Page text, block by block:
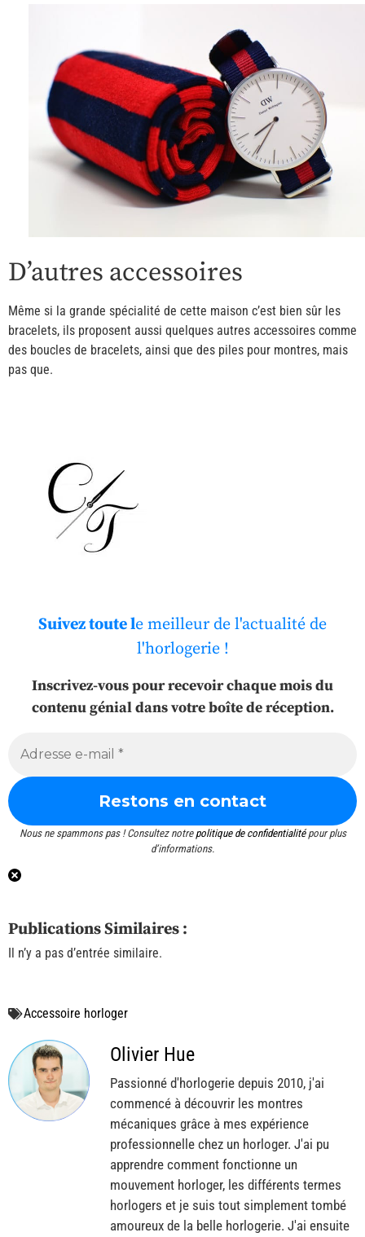
D’autres accessoires
Même si la grande spécialité de cette maison c’est bien sûr les
bracelets, ils proposent aussi quelques autres accessoires comme
des boucles de bracelets, ainsi que des piles pour montres, mais
pas que.
Suivez toute le meilleur de l'actualité de
l'horlogerie !
Inscrivez-vous pour recevoir chaque mois du
contenu génial dans votre boîte de réception.
Nous ne spammons pas ! Consultez notre politique de confidentialitépour plus
d’informations.
Publications Similaires :
Il n’y a pas d’entrée similaire.
Accessoire horloger
Olivier Hue
Passionné d'horlogerie depuis 2010, j'ai
commencé à découvrir les montres
mécaniques grâce à mes expérience
professionnelle chez un horloger. J'ai pu
apprendre comment fonctionne un
mouvement horloger, les différents termes
horlogers et je suis tout simplement tombé
amoureux de la belle horlogerie. J'ai ensuite